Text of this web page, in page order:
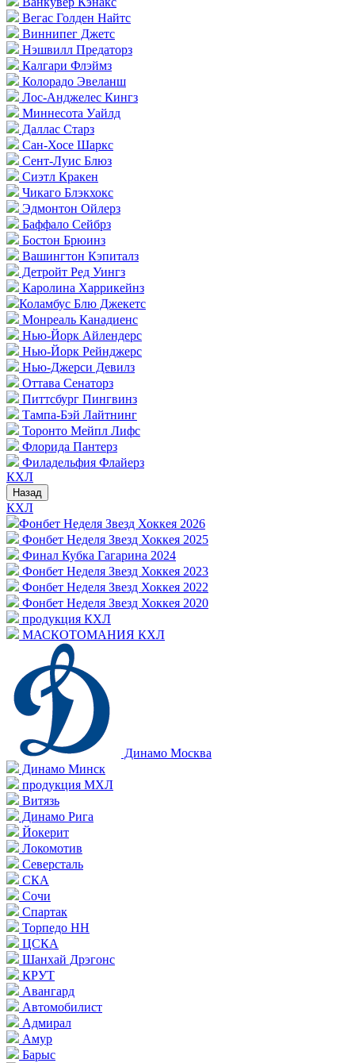
Вегас Голден Найтс
Виннипег Джетс
Нэшвилл Предаторз
Калгари Флэймз
Колорадо Эвеланш
Лос-Анджелес Кингз
Миннесота Уайлд
Даллас Старз
Сан-Хосе Шаркс
Сент-Луис Блюз
Сиэтл Кракен
Чикаго Блэкхокс
Эдмонтон Ойлерз
Баффало Сейбрз
Бостон Брюинз
Вашингтон Кэпиталз
Детройт Ред Уингз
Каролина Харрикейнз
Коламбус Блю Джекетс
Монреаль Канадиенс
Нью-Йорк Айлендерс
Нью-Йорк Рейнджерс
Нью-Джерси Девилз
Оттава Сенаторз
Питтсбург Пингвинз
Тампа-Бэй Лайтнинг
Торонто Мейпл Лифс
Флорида Пантерз
Филадельфия Флайерз
КХЛ
Назад
КХЛ
Фонбет Неделя Звезд Хоккея 2026
Фонбет Неделя Звезд Хоккея 2025
Финал Кубка Гагарина 2024
Фонбет Неделя Звезд Хоккея 2023
Фонбет Неделя Звезд Хоккея 2022
Фонбет Неделя Звезд Хоккея 2020
продукция КХЛ
МАСКОТОМАНИЯ КХЛ
Динамо Москва
Динамо Минск
продукция МХЛ
Витязь
Динамо Рига
Йокерит
Локомотив
Северсталь
СКА
Сочи
Спартак
Торпедо НН
ЦСКА
Шанхай Дрэгонс
КРУТ
Авангард
Автомобилист
Адмирал
Амур
Барыс